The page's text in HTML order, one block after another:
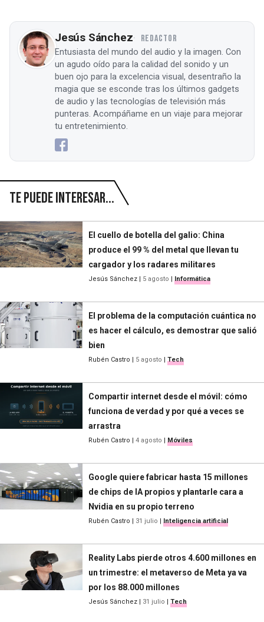
Jesús Sánchez REDACTOR
Entusiasta del mundo del audio y la imagen. Con
un agudo oído para la calidad del sonido y un
buen ojo para la excelencia visual, desentraño la
magia que se esconde tras los últimos gadgets
de audio y las tecnologías de televisión más
punteras. Acompáñame en un viaje para mejorar
tu entretenimiento.
Te puede interesar...
El cuello de botella del galio: China
produce el 99 % del metal que llevan tu
cargador y los radares militares
Jesús Sánchez | 5 agosto | Informática
El problema de la computación cuántica no
es hacer el cálculo, es demostrar que salió
bien
Rubén Castro | 5 agosto | Tech
Compartir internet desde el móvil: cómo
funciona de verdad y por qué a veces se
arrastra
Rubén Castro | 4 agosto | Móviles
Google quiere fabricar hasta 15 millones
de chips de IA propios y plantarle cara a
Nvidia en su propio terreno
Rubén Castro | 31 julio | Inteligencia artificial
Reality Labs pierde otros 4.600 millones en
un trimestre: el metaverso de Meta ya va
por los 88.000 millones
Jesús Sánchez | 31 julio | Tech